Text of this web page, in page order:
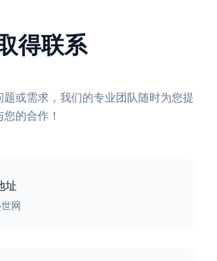
得联系
题或需求，我们的专业团队随时为您提
的合作！
址
网